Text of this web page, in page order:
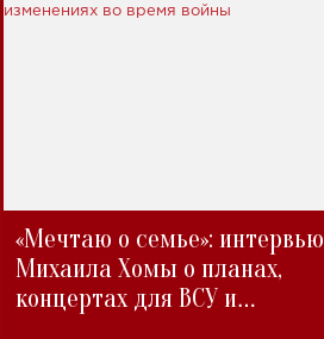
«Мечтаю о семье»: интервью
Михаила Хомы о планах,
концертах для ВСУ и